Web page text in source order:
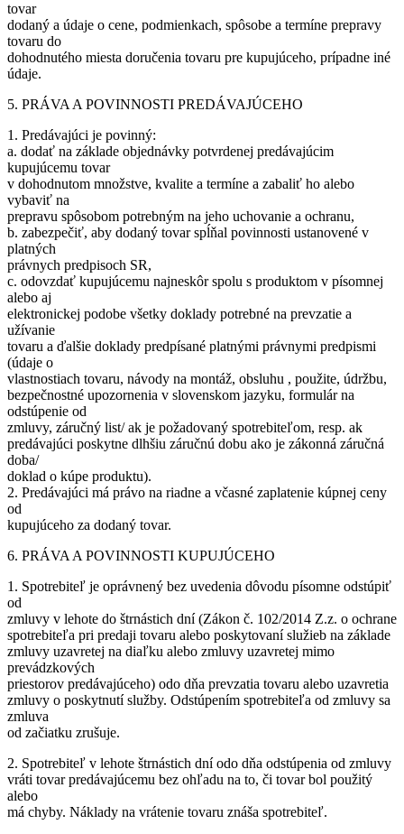
tovar
dodaný a údaje o cene, podmienkach, spôsobe a termíne prepravy
tovaru do
dohodnutého miesta doručenia tovaru pre kupujúceho, prípadne iné
údaje.
5. PRÁVA A POVINNOSTI PREDÁVAJÚCEHO
1. Predávajúci je povinný:
a. dodať na základe objednávky potvrdenej predávajúcim
kupujúcemu tovar
v dohodnutom množstve, kvalite a termíne a zabaliť ho alebo
vybaviť na
prepravu spôsobom potrebným na jeho uchovanie a ochranu,
b. zabezpečiť, aby dodaný tovar spĺňal povinnosti ustanovené v
platných
právnych predpisoch SR,
c. odovzdať kupujúcemu najneskôr spolu s produktom v písomnej
alebo aj
elektronickej podobe všetky doklady potrebné na prevzatie a
užívanie
tovaru a ďalšie doklady predpísané platnými právnymi predpismi
(údaje o
vlastnostiach tovaru, návody na montáž, obsluhu , použite, údržbu,
bezpečnostné upozornenia v slovenskom jazyku, formulár na
odstúpenie od
zmluvy, záručný list/ ak je požadovaný spotrebiteľom, resp. ak
predávajúci poskytne dlhšiu záručnú dobu ako je zákonná záručná
doba/
doklad o kúpe produktu).
2. Predávajúci má právo na riadne a včasné zaplatenie kúpnej ceny
od
kupujúceho za dodaný tovar.
6. PRÁVA A POVINNOSTI KUPUJÚCEHO
1. Spotrebiteľ je oprávnený bez uvedenia dôvodu písomne odstúpiť
od
zmluvy v lehote do štrnástich dní (Zákon č. 102/2014 Z.z. o ochrane
spotrebiteľa pri predaji tovaru alebo poskytovaní služieb na základe
zmluvy uzavretej na diaľku alebo zmluvy uzavretej mimo
prevádzkových
priestorov predávajúceho) odo dňa prevzatia tovaru alebo uzavretia
zmluvy o poskytnutí služby. Odstúpením spotrebiteľa od zmluvy sa
zmluva
od začiatku zrušuje.
2. Spotrebiteľ v lehote štrnástich dní odo dňa odstúpenia od zmluvy
vráti tovar predávajúcemu bez ohľadu na to, či tovar bol použitý
alebo
má chyby. Náklady na vrátenie tovaru znáša spotrebiteľ.